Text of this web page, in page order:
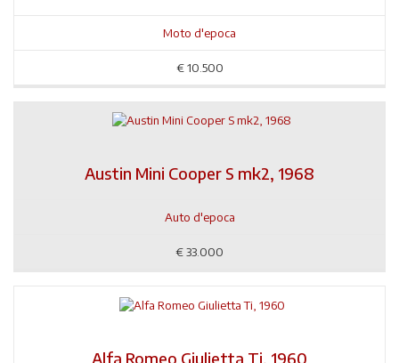
Moto d'epoca
€ 10.500
Austin Mini Cooper S mk2, 1968
Auto d'epoca
€33.000
Alfa Romeo Giulietta Ti, 1960